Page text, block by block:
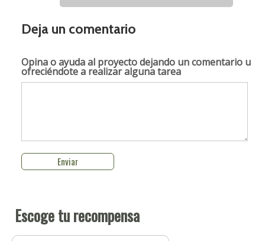
Deja un comentario
Opina o ayuda al proyectodejando un comentario u
ofreciéndote a realizar alguna tarea
Escoge tu recompensa